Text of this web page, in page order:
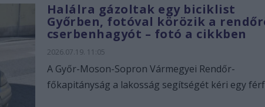
Halálra gázoltak egy biciklist
Győrben, fotóval körözik a
cserbenhagyót – fotó a cikkben
2026.07.19. 11:05
A Győr-Moson-Sopron Vármegyei Rendőr-
főkapitányság a lakosság segítségét kéri egy